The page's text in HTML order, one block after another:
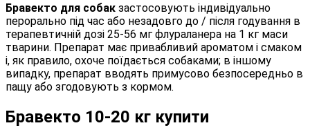
Бравекто для собак застосовують індивідуально
перорально під час або незадовго до / після годування в
терапевтичній дозі 25-56 мг флураланера на 1 кг маси
тварини. Препарат має привабливий ароматом і смаком
і, як правило, охоче поїдається собаками; в іншому
випадку, препарат вводять примусово безпосередньо в
пащу або згодовують з кормом.
Бравекто 10-20 кг купити